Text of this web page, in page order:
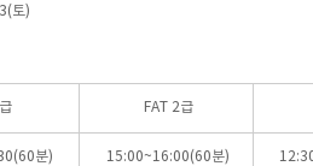
토)
FAT 2급
분) 15:00~16:00(60분)